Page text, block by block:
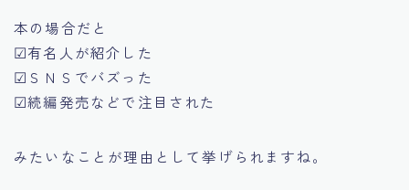
本の場合だと
☑有名人が紹介した
☑ＳＮＳでバズった
☑続編発売などで注目された
みたいなことが理由として挙げられますね。